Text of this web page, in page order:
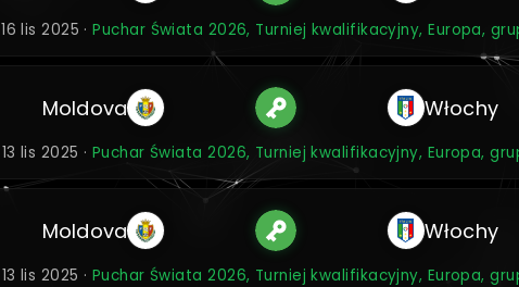
16 lis 2025 ·Puchar Świata 2026, Turniej kwalifikacyjny, Europa,
Moldova Włochy
13 lis 2025 · Puchar Świata 2026, Turniej kwalifikacyjny, Europa,
Moldova Włochy
13 lis 2025 · Puchar Świata 2026, Turniej kwalifikacyjny, Europa,